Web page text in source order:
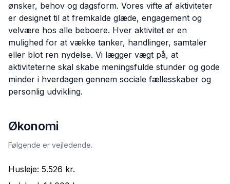
ønsker, behov og dagsform. Vores vifte af aktiviteter
er designet til at fremkalde glæde, engagement og
velvære hos alle beboere. Hver aktivitet er en
mulighed for at vække tanker, handlinger, samtaler
eller blot ren nydelse. Vi lægger vægt på, at
aktiviteterne skal skabe meningsfulde stunder og gode
minder i hverdagen gennem sociale fællesskaber og
personlig udvikling.
Økonomi
Følgende er vejledende.
Husleje: 5.526 kr.